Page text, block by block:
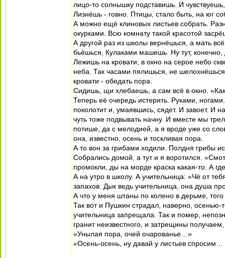
лицо-то солнышку подставишь. И
Лизнёшь - говно. Птицы, стало быть, на юг
А можно ещё клиновых листьев собрать.
окурками. Всю комнату такой красотой
А другой раз из школы вернёшься, а мать
бьёшься, Кулаками машешь. Ну тут, конечно,
Лежишь на кровати, в окно на серое небо
неба. Так часами пялишься, не
кровати - обедать пора.
Сидишь, щи хлебаешь, а сам всё в окно.
Теперь её очередь истерить. Руками,
поколотит и, умаявшись, сядет. И завоет. И
чуть тоже подвывать начну. И вместе мы
потише, да с мелодией, а я вроде уже со
она, известно, осень и тоскливая пора.
А то вон за грибами ходили. Полдня грибы
Собрались домой, а тут и я воротился.
промокли, ды на морде краска какая-то. А
А на утро в школу. А учительница: «Чё от
запахов. Дык ведь учительница, она душа
А что у меня штаны по колено в дерьме, того
Так вот и Пушкин страдал, наверно, осенью-
учительница запрещала. Так и помер,
гранит неизвестного, и затрещины
«Унылая пора, очей очарованье…»
«Осень-осень, ну давай у листьев спросим…